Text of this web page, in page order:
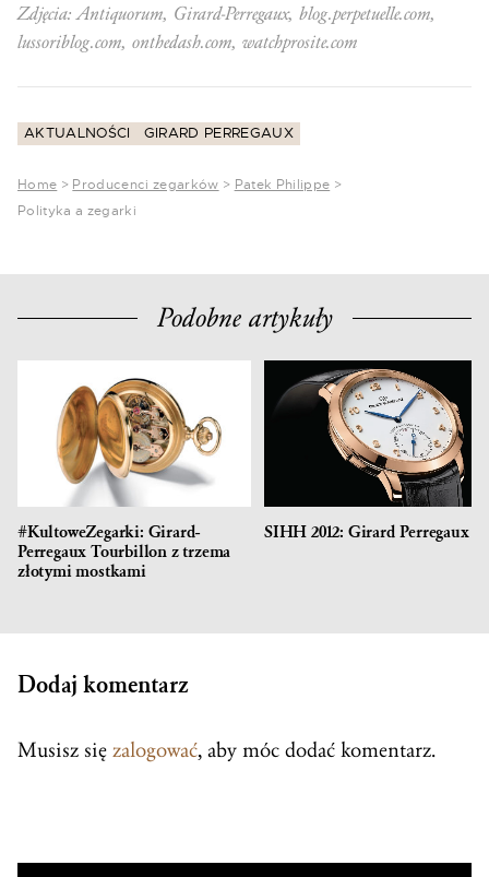
Zdjęcia: Antiquorum, Girard-Perregaux, blog.perpetuelle.com,
lussoriblog.com, onthedash.com, watchprosite.com
AKTUALNOŚCI GIRARD PERREGAUX
Home > Producenci zegarków > Patek Philippe >
Polityka a zegarki
Podobne artykuły
#KultoweZegarki: Girard-
Perregaux Tourbillon z trzema
złotymi mostkami
SIHH 2012: Girard Perregaux
Dodaj komentarz
Musisz się zalogować, aby móc dodać komentarz.